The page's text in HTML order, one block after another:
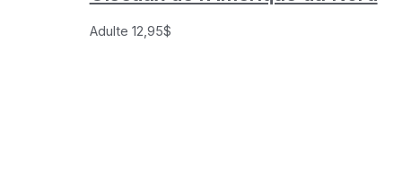
Adulte 12,95$